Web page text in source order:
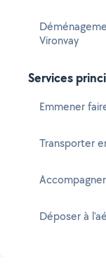
Vironvay
Services
Emmener
Transporter
Déposer à